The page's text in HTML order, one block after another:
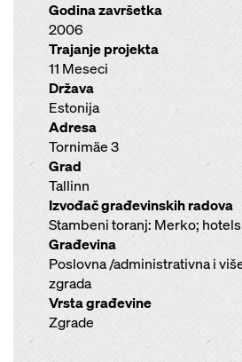
Godina završetka
2006
Trajanje projekta
11 Meseci
Država
Estonija
Adresa
Tornimäe 3
Grad
Tallinn
Izvođač građevinskih radova
Stambeni toranj: Merko;
Građevina
Poslovna /administrativna i
zgrada
Vrsta građevine
Zgrade